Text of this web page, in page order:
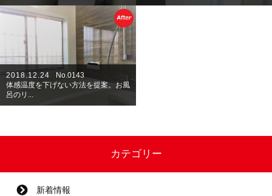
2018.12.24
No.0143
体感温度を下げない方法を提案。お風
呂のリ...
カテゴリー
新着情報